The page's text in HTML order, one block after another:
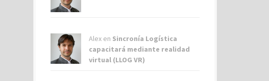
Alex en Sincronía Logística
capacitará mediante realidad
virtual (LLOG VR)